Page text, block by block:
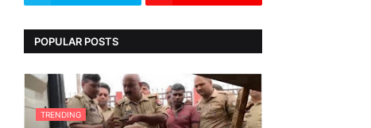
POPULAR POSTS
TRENDING